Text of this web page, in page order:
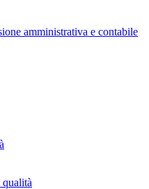
amministrativa e contabile
qualità